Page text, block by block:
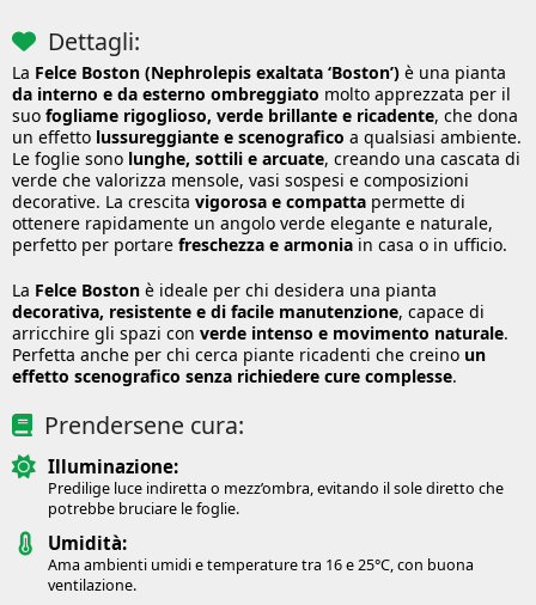
Dettagli:
La Felce Boston (Nephrolepis exaltata ‘Boston’) è una pianta
da interno e da esterno ombreggiato molto apprezzata per il
suo fogliame rigoglioso, verde brillante e ricadente, che dona
un effetto lussureggiante e scenografico a qualsiasi ambiente.
Le foglie sono lunghe, sottili e arcuate, creando una cascata di
verde che valorizza mensole, vasi sospesi e composizioni
decorative. La crescita vigorosa e compatta permette di
ottenere rapidamente un angolo verde elegante e naturale,
perfetto per portare freschezza e armonia in casa o in ufficio.
La Felce Boston è ideale per chi desidera una pianta
decorativa, resistente e di facile manutenzione, capace di
arricchire gli spazi con verde intenso e movimento naturale.
Perfetta anche per chi cerca piante ricadenti che creino un
effetto scenografico senza richiedere cure complesse.
Prendersene cura:
Illuminazione:
Predilige luce indiretta o mezz’ombra, evitando il sole diretto che
potrebbe bruciare le foglie.
Umidità:
Ama ambienti umidi e temperature tra 16 e 25°C, con buona
ventilazione.